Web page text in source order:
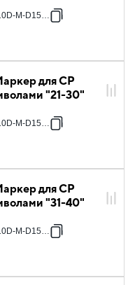
M-D15-02
для CP
"21-30"
M-D15-03
для CP
"31-40"
M-D15-04